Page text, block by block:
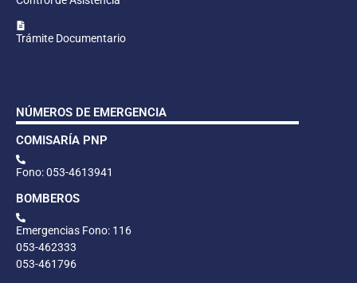
Trámite Documentario
NÚMEROS DE EMERGENCIA
COMISARÍA PNP
Fono: 053-4613941
BOMBEROS
Emergencias Fono: 116
053-462333
053-461796